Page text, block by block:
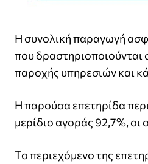
Η συνολική παραγωγή
που
παροχής υπηρεσιών και
Η παρούσα επετηρίδα
μερίδιο αγοράς 92,7%,
Το περιεχόμενο της